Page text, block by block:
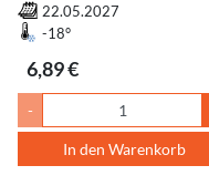
22.05.2027
-18°
6,89 €
-
In den Warenkorb